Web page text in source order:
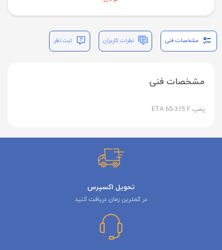
مشخصات فنی نظرات کاربران ثبت نظر
مشخصات فنی
پمپ ETA 65-315 F
تحویل اکسپرس
در کمترین زمان دریافت کنید